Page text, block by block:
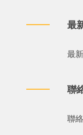
最
最
聯
聯